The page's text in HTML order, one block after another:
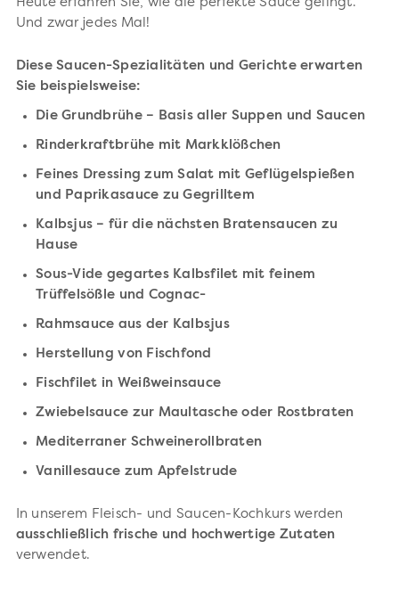
Heute erfahren Sie, wie die perfekte Sauce gelingt.
Und zwar jedes Mal!
Diese Saucen-Spezialitäten und Gerichte erwarten
Sie beispielsweise:
Die Grundbrühe – Basis aller Suppen und Saucen
Rinderkraftbrühe mit Markklößchen
Feines Dressing zum Salat mit Geflügelspießen
und Paprikasauce zu Gegrilltem
Kalbsjus – für die nächsten Bratensaucen zu
Hause
Sous-Vide gegartes Kalbsfilet mit feinem
Trüffelsößle und Cognac-
Rahmsauce aus der Kalbsjus
Herstellung von Fischfond
Fischfilet in Weißweinsauce
Zwiebelsauce zur Maultasche oder Rostbraten
Mediterraner Schweinerollbraten
Vanillesauce zum Apfelstrude
In unserem Fleisch- und Saucen-Kochkurs werden
ausschließlich frische und hochwertige Zutaten
verwendet.